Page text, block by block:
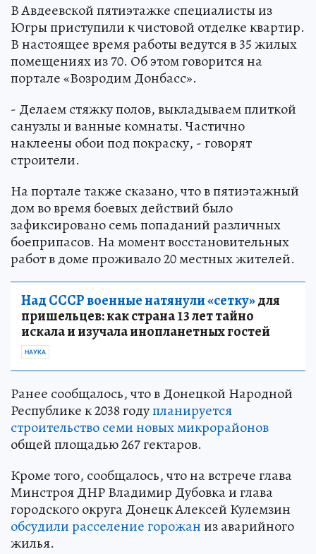
В Авдеевской пятиэтажке специалисты из
Югры приступили к чистовой отделке квартир.
В настоящее время работы ведутся в 35 жилых
помещениях из 70. Об этом говорится на
портале «Возродим Донбасс».
- Делаем стяжку полов, выкладываем плиткой
санузлы и ванные комнаты. Частично
наклеены обои под покраску, - говорят
строители.
На портале также сказано, что в пятиэтажный
дом во время боевых действий было
зафиксировано семь попаданий различных
боеприпасов. На момент восстановительных
работ в доме проживало 20 местных жителей.
Над СССР военные натянули «сетку»для
пришельцев: как страна 13 лет тайно
искала и изучала инопланетных гостей
НАУКА
Ранее сообщалось, что в Донецкой Народной
Республике к 2038 годупланируется
строительство семи новых микрорайонов
общей площадью 267 гектаров.
Кроме того, сообщалось, что на встрече глава
Минстроя ДНР Владимир Дубовка и глава
городского округа Донецк Алексей Кулемзин
обсудили расселение горожаниз аварийного
жилья.